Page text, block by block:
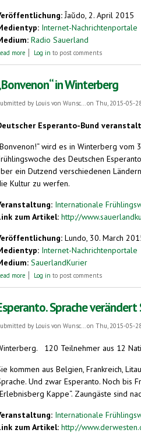
Ĵaŭdo, 2. April 2015
Internet-Nachrichtenportale
Radio Sauerland
more about Die Weltsprache Esperanto ist
Log in to post comments
in Winterberg
by Louis von Wunsc...on Thu, 2015-05-
Esperanto-Bund
wird es in Winterberg
des Deutschen
ein Dutzend verschiedenen
Kultur zu werfen.
Internationale
zum Artikel: http://
Lundo, 30. March
Internet-Nachrichtenportale
SauerlandKurier
more about „Bonvenon“ in Winterberg
Log in to post comments
Sprache verändert
by Louis von Wunsc...on Thu, 2015-05-
120 Teilnehmer aus 12
kommen aus Belgien, Frankreich,
Und zwar Esperanto. Noch bis
Kappe“. Zaungäste sind
Internationale
zum Artikel: http://